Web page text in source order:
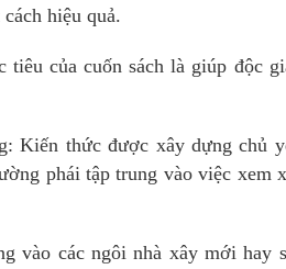
hiệu quả.
tiêu của cuốn sách là giúp độc
Kiến thức được xây dựng chủ
phái tập trung vào việc xem
vào các ngôi nhà xây mới hay